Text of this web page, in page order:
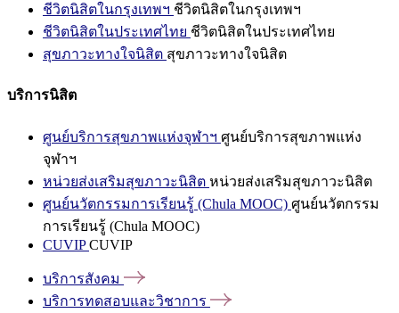
ชีวิตนิสิตในกรุงเทพฯ ชีวิตนิสิตในกรุงเทพฯ
ชีวิตนิสิตในประเทศไทย ชีวิตนิสิตในประเทศไทย
สุขภาวะทางใจนิสิต สุขภาวะทางใจนิสิต
บริการนิสิต
ศูนย์บริการสุขภาพแห่งจุฬาฯ ศูนย์บริการสุขภาพแห่ง
จุฬาฯ
หน่วยส่งเสริมสุขภาวะนิสิต หน่วยส่งเสริมสุขภาวะนิสิต
ศูนย์นวัตกรรมการเรียนรู้ (Chula MOOC) ศูนย์นวัตกรรม
การเรียนรู้ (Chula MOOC)
CUVIPCUVIP
บริการสังคม
บริการทดสอบและวิชาการ